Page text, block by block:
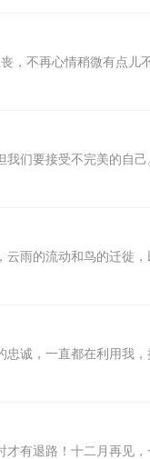
，不再心情稍微有点儿
我们要接受不完美的自
云雨的流动和鸟的迁徙
诚，一直都在利用我
有退路！十二月再见